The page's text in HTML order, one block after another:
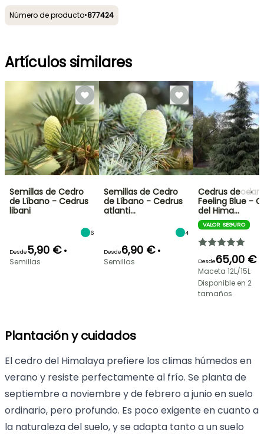
Número de producto•877424
Artículos similares
Semillas de Cedro
de Líbano - Cedrus
libani
6
Desde5,90 € •
Semillas
Semillas de Cedro
de Líbano - Cedrus
atlanti…
4
Desde6,90 € •
Semillas
Cedrus deodara
Feeling Blue -
del Hima…
VALOR SEGURO
Desde65,00 €
Maceta 12L/15L
Disponible en 2
tamaños
→
Plantación y cuidados
El cedro del Himalaya prefiere los climas húmedos en
verano y resiste perfectamente al frío. Se planta de
septiembre a noviembre y de febrero a junio en suelo
ordinario, pero profundo. Es poco exigente en cuanto a
la naturaleza del suelo, y se adapta tanto a un suelo